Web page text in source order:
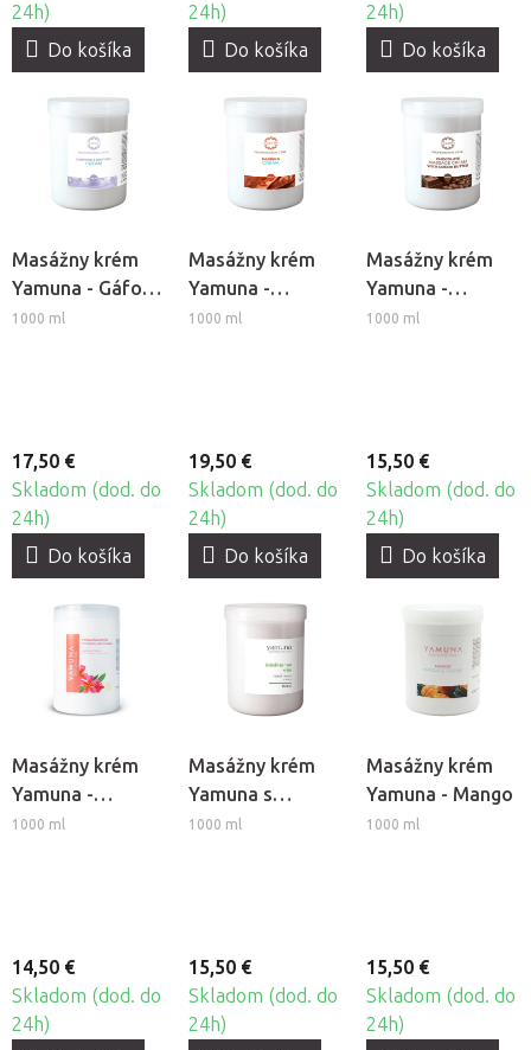
24h)
Do košíka
24h)
Do košíka
24h)
Do košíka
Masážny krém
Yamuna - Gáfor-
Mentol
1000 ml
17,50 €
Skladom (dod. do
24h)
Do košíka
Masážny krém
Yamuna -
Paprika
1000 ml
19,50 €
Skladom (dod. do
24h)
Do košíka
Masážny krém
Yamuna -
Čokoláda
1000 ml
15,50 €
Skladom (dod. do
24h)
Do košíka
Masážny krém
Yamuna -
Frangipani-
1000 ml
14,50 €
Skladom (dod. do
24h)
Masážny krém
Yamuna s
Hydrofil-nonion
1000 ml
15,50 €
Skladom (dod. do
24h)
Masážny krém
Yamuna - Mango
1000 ml
15,50 €
Skladom (dod. do
24h)